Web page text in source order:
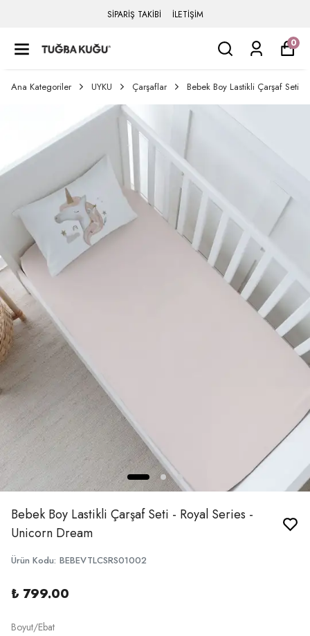
SİPARİŞ TAKİBİ İLETİŞİM
0
Ana Kategoriler UYKU Çarşaflar Bebek Boy Lastikli Çarşaf Seti
Bebek Boy Lastikli Çarşaf Seti - Royal Series -
Unicorn Dream
Ürün Kodu: BEBEVTLCSRS01002
₺ 799.00
Boyut/Ebat